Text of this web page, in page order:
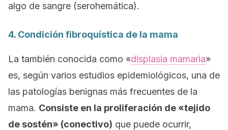
algo de sangre (serohemática).
4. Condición fibroquística de la mama
La también conocida como «displasia mamaria»
es, según varios estudios epidemiológicos, una de
las patologías benignas más frecuentes de la
mama. Consiste en la proliferación de «tejido
de sostén» (conectivo) que puede ocurrir,